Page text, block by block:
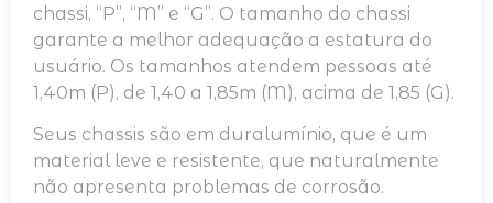
chassi, “P”, “M” e “G”. O tamanho do chassi
garante a melhor adequação a estatura do
usuário. Os tamanhos atendem pessoas até
1,40m (P), de 1,40 a 1,85m (M), acima de 1,85 (G).
Seus chassis são em duralumínio, que é um
material leve e resistente, que naturalmente
não apresenta problemas de corrosão.